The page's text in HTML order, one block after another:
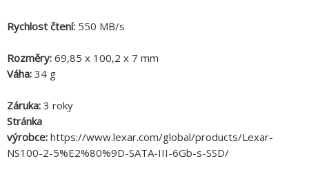
Rychlost čtení: 550 MB/s
Rozměry: 69,85 x 100,2 x 7 mm
Váha: 34 g
Záruka: 3 roky
Stránka
výrobce: https://www.lexar.com/global/products/Lexar-
NS100-2-5%E2%80%9D-SATA-III-6Gb-s-SSD/